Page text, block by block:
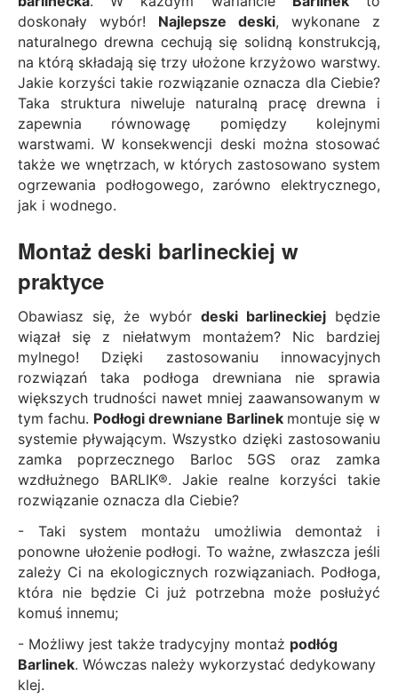
doskonały wybór! Najlepsze deski, wykonane z
naturalnego drewna cechują się solidną konstrukcją,
na którą składają się trzy ułożone krzyżowo warstwy.
Jakie korzyści takie rozwiązanie oznacza dla Ciebie?
Taka struktura niweluje naturalną pracę drewna i
zapewnia równowagę pomiędzy kolejnymi
warstwami. W konsekwencji deski można stosować
także we wnętrzach, w których zastosowano system
ogrzewania podłogowego, zarówno elektrycznego,
jak i wodnego.
Montaż deski barlineckiej w
praktyce
Obawiasz się, że wybór deski barlineckiejbędzie
wiązał się z niełatwym montażem? Nic bardziej
mylnego! Dzięki zastosowaniu innowacyjnych
rozwiązań taka podłoga drewniana nie sprawia
większych trudności nawet mniej zaawansowanym w
tym fachu. Podłogi drewniane Barlinek montuje się w
systemie pływającym. Wszystko dzięki zastosowaniu
zamka poprzecznego Barloc 5GS oraz zamka
wzdłużnego BARLIK®. Jakie realne korzyści takie
rozwiązanie oznacza dla Ciebie?
- Taki system montażu umożliwia demontaż i
ponowne ułożenie podłogi. To ważne, zwłaszcza jeśli
zależy Ci na ekologicznych rozwiązaniach. Podłoga,
która nie będzie Ci już potrzebna może posłużyć
komuś innemu;
- Możliwy jest także tradycyjny montaż podłóg
Barlinek. Wówczas należy wykorzystać dedykowany
klej.